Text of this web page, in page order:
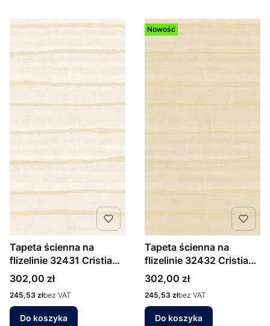
Tapeta ścienna na
flizelinie 32431 Cristiana
Masi Vitalis poziome
pasy
Cena
302,00 zł
Cena
245,53 złbez VAT
Do koszyka
Nowość
Tapeta ścienna na
flizelinie 32432 Cristiana
Masi Vitalis poziome
pasy
Cena
302,00 zł
Cena
245,53 złbez VAT
Do koszyka